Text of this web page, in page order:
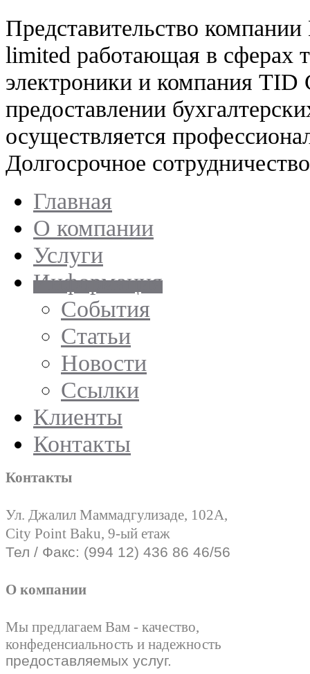
Представительство
limited работающая в сферах
электроники и компания TID
предоставлении
осуществляется
Долгосрочное
Главная
О компании
Услуги
Информация
События
Статьи
Новости
Ссылки
Клиенты
Контакты
Контакты
Ул. Джалил Маммадгулизаде, 102А,
City Point Baku, 9-ый етаж
Тел / Факс: (994 12) 436 86 46/56
О компании
Мы предлагаем Вам - качество,
конфеденсиальность и надежность
предоставляемых услуг.